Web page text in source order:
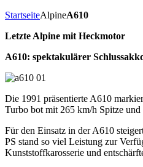
StartseiteAlpineA610
Letzte Alpine mit Heckmotor
A610: spektakulärer
Die 1991 präsentierte A610
Turbo bot mit 265 km/h Spitze
Für den Einsatz in der A610
PS stand so viel Leistung zur
Kunststoffkarosserie und